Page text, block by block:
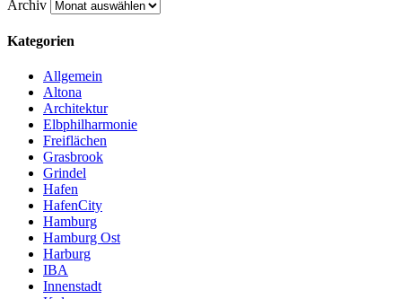
Archiv
Kategorien
Allgemein
Altona
Architektur
Elbphilharmonie
Freiflächen
Grasbrook
Grindel
Hafen
HafenCity
Hamburg
Hamburg Ost
Harburg
IBA
Innenstadt